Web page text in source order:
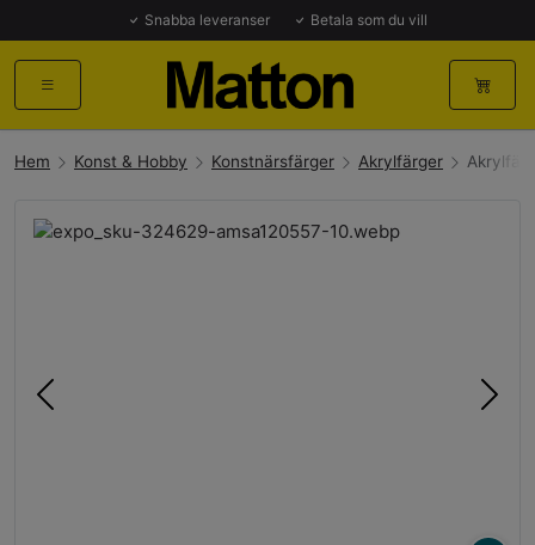
Snabba leveranser Betala som du vill
Hem Konst & Hobby Konstnärsfärger Akrylfärger
Föregående Nästa